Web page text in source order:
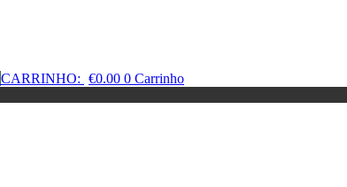
CARRINHO: €0.00 0 Carrinho